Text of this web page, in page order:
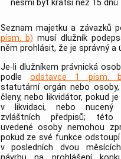
nesmí být kratší než 15 dnů.
Seznam majetku a závazků
písm. b) musí dlužník
něm prohlásit, že je správný a
Je-li dlužníkem právnická
podle odstavce 1 písm.
statutární orgán nebo
členy, nebo likvidátor, pokud
v likvidaci, nebo nucený
zvláštních předpisů;
uvedené osoby nemohou
pokud ze své funkce
v posledních dvou